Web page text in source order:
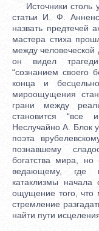
Источники столь
статьи И. Ф.
назвать предтечей
мастера стиха
между
он видел
“сознанием своего
конца и
мироощущения
грани между
становится “все
Неслучайно А. Блок
поэта
познавшему
богатства мира,
ведающему, где
катаклизмы
ощущение того, что
стремление
найти пути